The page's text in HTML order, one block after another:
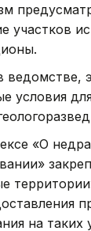
участков
ведомстве,
условия
«О
на таких